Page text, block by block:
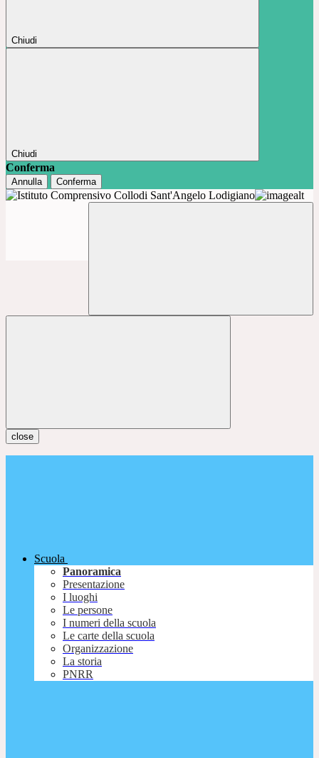
Chiudi
Chiudi
Conferma
Annulla Conferma
close
Scuola
Panoramica
Presentazione
I luoghi
Le persone
I numeri della scuola
Le carte della scuola
Organizzazione
La storia
PNRR